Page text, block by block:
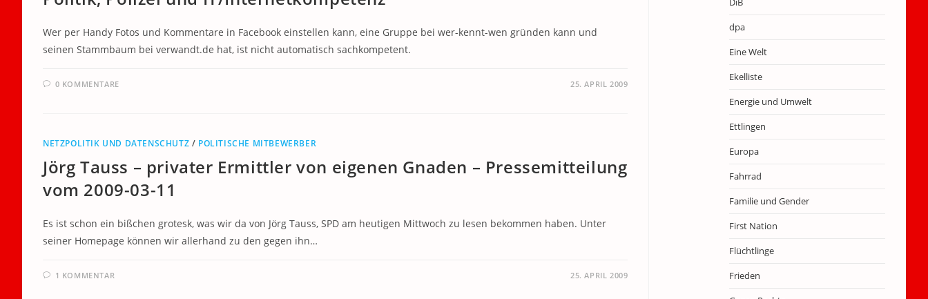
Wer per Handy Fotos und Kommentare in Facebook einstellen kann, eine Gruppe bei wer-kennt-wen gründen kann und
seinen Stammbaum bei verwandt.de hat, ist nicht automatisch sachkompetent.
0 KOMMENTARE 25. APRIL 2009
NETZPOLITIK UND DATENSCHUTZ / POLITISCHE MITBEWERBER
Jörg Tauss – privater Ermittler von eigenen Gnaden – Pressemitteilung
vom 2009-03-11
Es ist schon ein bißchen grotesk, was wir da von Jörg Tauss, SPD am heutigen Mittwoch zu lesen bekommen haben. Unter
seiner Homepage können wir allerhand zu den gegen ihn…
1 KOMMENTAR 25. APRIL 2009
dpa
Eine Welt
Ekelliste
Energie und Umwelt
Ettlingen
Europa
Fahrrad
Familie und Gender
First Nation
Flüchtlinge
Frieden